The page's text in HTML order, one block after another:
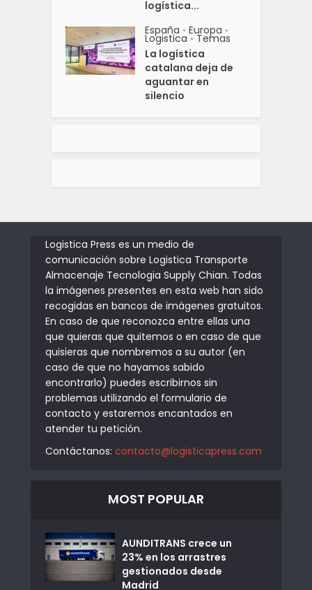
logística...
España • Europa •
Logistica • Temas
La logística
catalana deja de
aguantar en
silencio
Logistica Press es un medio de
comunicación sobre Logistica Transporte
Almacenaje Tecnologia Supply Chian. Todas
la imágenes presentes en esta web han sido
recogidas en bancos de imágenes gratuitos.
En caso de que reconozca entre ellas una
que quieras que quitemos o en caso de que
quisieras que nombremos a su autor (en
caso de que no hayamos sabido
encontrarlo) puedes escribirnos sin
problemas utilizando el formulario de
contacto y estaremos encantados en
atender tu petición.
Contáctanos: contacto@logisticapress.com
MOST POPULAR
AUNDITRANS crece un
23% en los arrastres
gestionados desde
Madrid